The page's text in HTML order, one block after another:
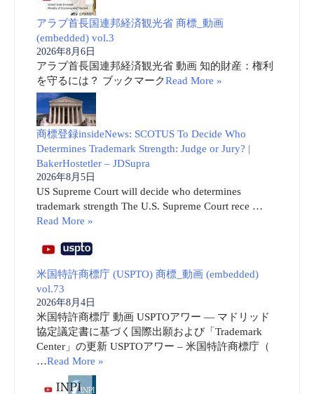
アラブ首長国連邦経済観光省 商標_動画
(embedded) vol.3
2026年8月6日
アラブ首長国連邦経済観光省 動画 知的財産：権利
を守るには？ ブックマークRead More »
商標登録insideNews: SCOTUS To Decide Who
Determines Trademark Strength: Judge or Jury? |
BakerHostetler – JDSupra
2026年8月5日
US Supreme Court will decide who determines
trademark strength The U.S. Supreme Court rece …
Read More »
米国特許商標庁 (USPTO) 商標_動画 (embedded)
vol.73
2026年8月4日
米国特許商標庁 動画 USPTOアワー ― マドリッド
協定議定書に基づく国際出願および「Trademark
Center」の更新 USPTOアワー – 米国特許商標庁（
…Read More »